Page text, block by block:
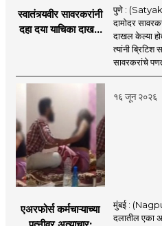
स्वातंत्र्यवीर सावरकरांनी
दहा दया याचिका दाखल
निष्ठा व्यक्त केली नाही’!
पणतू सात्यकी सावरकर
यांनी न्यायालयात सादर
केला दावा
पुणे : (Satyaki
दामोदर
दाखल केल्या
त्यांनी ब्रिटिश
सावरकरांचे
१६ जून २०२६
एअरफोर्स कर्मचाऱ्याच्या
मुंबई :
दलातील एका